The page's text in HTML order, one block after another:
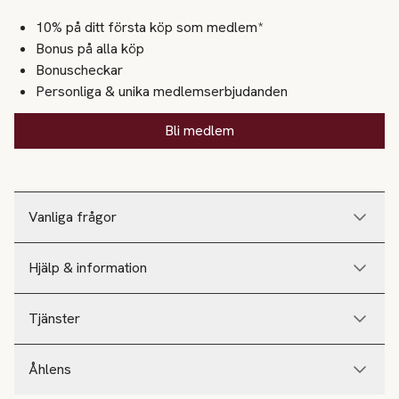
Vanliga frågor
Hjälp & information
Tjänster
Åhlens
10% på ditt första köp som medlem*
Bonus på alla köp
Bonuscheckar
Personliga & unika medlemserbjudanden
Bli medlem